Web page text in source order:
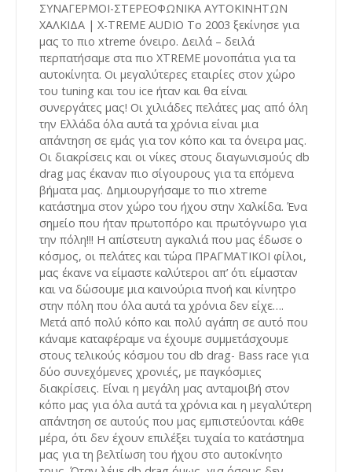
ΣΥΝΑΓΕΡΜΟΙ-ΣΤΕΡΕΟΦΩΝΙΚΑ ΑΥΤΟΚΙΝΗΤΩΝ
ΧΑΛΚΙΔΑ | X-TREME AUDIO Το 2003 ξεκίνησε για
μας το πιο xtreme όνειρο. Δειλά – δειλά
περπατήσαμε στα πιο XTREME μονοπάτια για τα
αυτοκίνητα. Οι μεγαλύτερες εταιρίες στον χώρο
του tuning και του ice ήταν και θα είναι
συνεργάτες μας! Οι χιλιάδες πελάτες μας από όλη
την Ελλάδα όλα αυτά τα χρόνια είναι μια
απάντηση σε εμάς για τον κόπο και τα όνειρα μας.
Οι διακρίσεις και οι νίκες στους διαγωνισμούς db
drag μας έκαναν πιο σίγουρους για τα επόμενα
βήματα μας. Δημιουργήσαμε το πιο xtreme
κατάστημα στον χώρο του ήχου στην Χαλκίδα. Ένα
σημείο που ήταν πρωτοπόρο και πρωτόγνωρο για
την πόλη!!! Η απίστευτη αγκαλιά που μας έδωσε ο
κόσμος, οι πελάτες και τώρα ΠΡΑΓΜΑΤΙΚΟΙ φίλοι,
μας έκανε να είμαστε καλύτεροι απ’ ότι είμασταν
και να δώσουμε μια καινούρια πνοή και κίνητρο
στην πόλη που όλα αυτά τα χρόνια δεν είχε….
Μετά από πολύ κόπο και πολύ αγάπη σε αυτό που
κάναμε καταφέραμε να έχουμε συμμετάσχουμε
στους τελικούς κόσμου του db drag- Bass race για
δύο συνεχόμενες χρονιές, με παγκόσμιες
διακρίσεις. Είναι η μεγάλη μας ανταμοιβή στον
κόπο μας για όλα αυτά τα χρόνια και η μεγαλύτερη
απάντηση σε αυτούς που μας εμπιστεύονται κάθε
μέρα, ότι δεν έχουν επιλέξει τυχαία το κατάστημα
μας για τη βελτίωση του ήχου στο αυτοκίνητο